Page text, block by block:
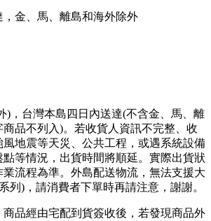
金、馬、離島和海外除外
)，台灣本島四日內送達(不含金、馬、離
品不列入)。若收貨人資訊不完整、收
地震等天災、公共工程，或遇系統設備
等情況，出貨時間將順延。實際出貨狀
流程為準。外島配送物流，無法支援大
列)，請消費者下單時再請注意，謝謝。
商品經由宅配到貨簽收後，若發現商品外